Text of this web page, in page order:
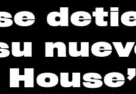
Álbumes de la Semana